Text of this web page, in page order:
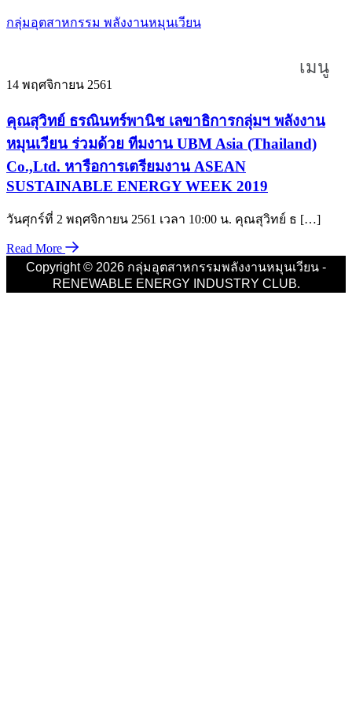
กลุ่มอุตสาหกรรม พลังงานหมุนเวียน
เมนู
14 พฤศจิกายน 2561
คุณสุวิทย์ ธรณินทร์พานิช เลขาธิการกลุ่มฯ พลังงาน
หมุนเวียน ร่วมด้วย ทีมงาน UBM Asia (Thailand)
Co.,Ltd. หารือการเตรียมงาน ASEAN
SUSTAINABLE ENERGY WEEK 2019
วันศุกร์ที่ 2 พฤศจิกายน 2561 เวลา 10:00 น. คุณสุวิทย์ ธ […]
Read More
Copyright © 2026 กลุ่มอุตสาหกรรมพลังงานหมุนเวียน -
RENEWABLE ENERGY INDUSTRY CLUB.